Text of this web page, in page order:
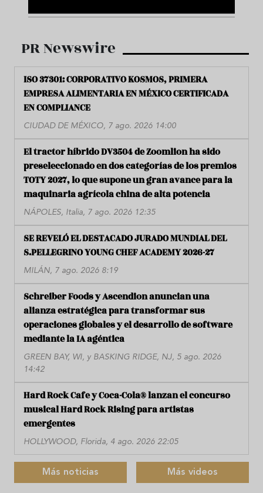
PR Newswire
ISO 37301: CORPORATIVO KOSMOS, PRIMERA
EMPRESA ALIMENTARIA EN MÉXICO CERTIFICADA
EN COMPLIANCE
CIUDAD DE MÉXICO, 7 ago. 2026 14:00
El tractor híbrido DV3504 de Zoomlion ha sido
preseleccionado en dos categorías de los premios
TOTY 2027, lo que supone un gran avance para la
maquinaria agrícola china de alta potencia
NÁPOLES, Italia, 7 ago. 2026 12:35
SE REVELÓ EL DESTACADO JURADO MUNDIAL DEL
S.PELLEGRINO YOUNG CHEF ACADEMY 2026-27
MILÁN, 7 ago. 2026 8:19
Schreiber Foods y Ascendion anuncian una
alianza estratégica para transformar sus
operaciones globales y el desarrollo de software
mediante la IA agéntica
GREEN BAY, WI, y BASKING RIDGE, NJ, 5 ago. 2026
14:42
Hard Rock Cafe y Coca-Cola® lanzan el concurso
musical Hard Rock Rising para artistas
emergentes
HOLLYWOOD, Florida, 4 ago. 2026 22:05
Más noticias Más videos